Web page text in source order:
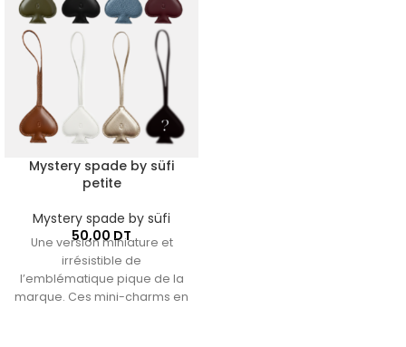
Mystery spade by süfi
petite
Mystery spade by süfi
50,00 DT
Une version miniature et
irrésistible de
l’emblématique pique de la
marque. Ces mini-charms en